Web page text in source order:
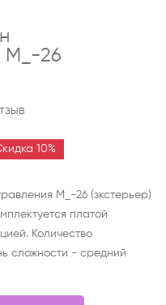
М_-26
10%
М_-26 (зкстерьер)
платой
Количество
сложности - средний